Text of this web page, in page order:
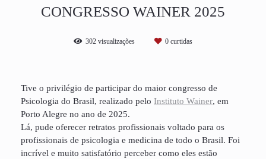
CONGRESSO WAINER 2025
302 visualizações 0 curtidas
Tive o privilégio de participar do maior congresso de
Psicologia do Brasil, realizado pelo Instituto Wainer, em
Porto Alegre no ano de 2025.
Lá, pude oferecer retratos profissionais voltado para os
profissionais de psicologia e medicina de todo o Brasil. Foi
incrível e muito satisfatório perceber como eles estão